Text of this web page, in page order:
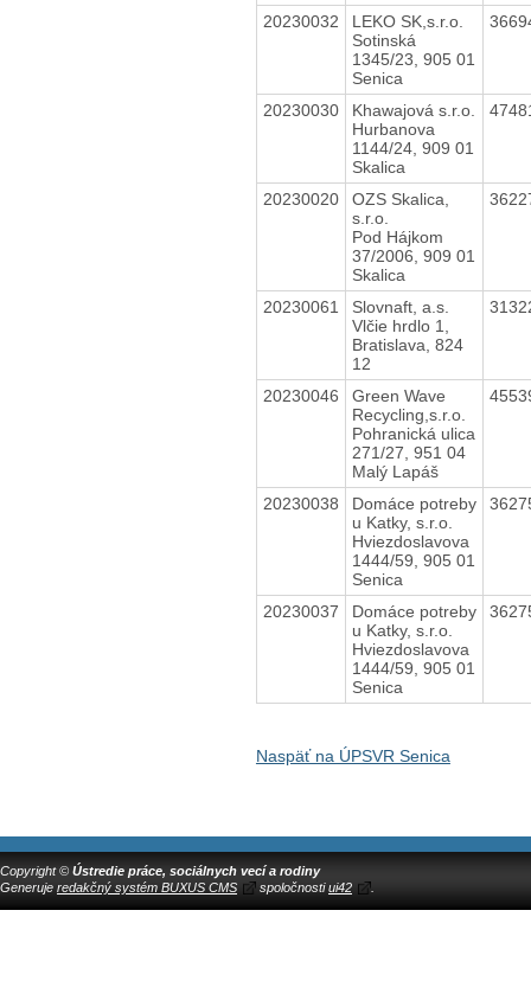
20230032
LEKO SK,s.r.o.
Sotinská
1345/23, 905 01
Senica
20230030
Khawajová s.r.o.
Hurbanova
1144/24, 909 01
Skalica
20230020
OZS Skalica,
s.r.o.
Pod Hájkom
37/2006, 909 01
Skalica
20230061
Slovnaft, a.s.
Vlčie hrdlo 1,
Bratislava, 824
12
20230046
Green Wave
Recycling,s.r.o.
Pohranická ulica
271/27, 951 04
Malý Lapáš
20230038
Domáce potreby
u Katky, s.r.o.
Hviezdoslavova
1444/59, 905 01
Senica
20230037
Domáce potreby
u Katky, s.r.o.
Hviezdoslavova
1444/59, 905 01
Senica
Naspäť na ÚPSVR Senica
Copyright © Ústredie práce, sociálnych vecí a rodiny
Generuje redakčný systém BUXUS CMS spoločnostiui42